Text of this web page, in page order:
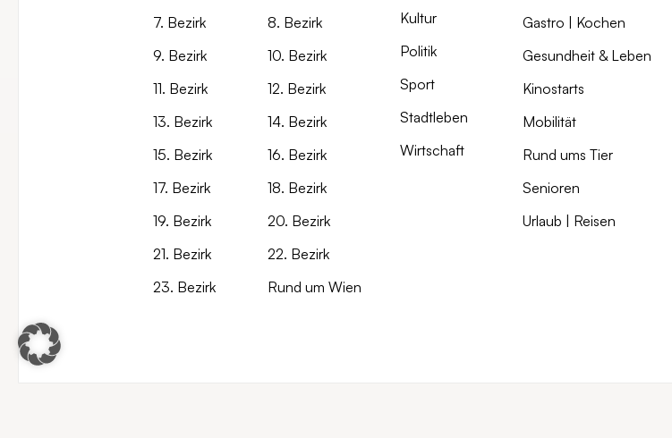
7. Bezirk
8. Bezirk
9. Bezirk
10. Bezirk
11. Bezirk
12. Bezirk
13. Bezirk
14. Bezirk
15. Bezirk
16. Bezirk
17. Bezirk
18. Bezirk
19. Bezirk
20. Bezirk
21. Bezirk
22. Bezirk
23. Bezirk
Rund um Wien
Kultur
Politik
Sport
Stadtleben
Wirtschaft
Gastro | Kochen
Gesundheit & Leben
Kinostarts
Mobilität
Rund ums Tier
Senioren
Urlaub | Reisen